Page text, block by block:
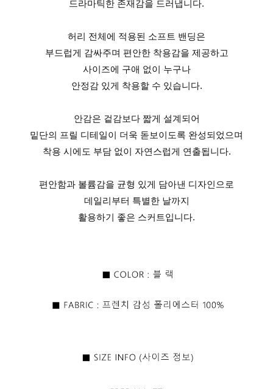
드라마틱한 존재감을 드러냅니다.
허리 전체에 적용된 소프트 밴딩은
부드럽게 감싸주며 편안한 착용감을 제공하고
사이즈에 구애 없이 누구나
안정감 있게 착용할 수 있습니다.
안감은 겉감보다 짧게 설계되어
밑단의 프릴 디테일이 더욱 돋보이도록 완성되었으며
착용 시에도 부담 없이 자연스럽게 연출됩니다.
편안함과 볼륨감을 균형 있게 담아낸 디자인으로
데일리부터 특별한 날까지